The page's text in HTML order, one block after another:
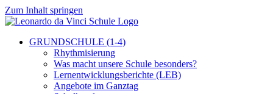
Zum Inhalt springen
GRUNDSCHULE (1-4)
Rhythmisierung
Was macht unsere Schule besonders?
Lernentwicklungsberichte (LEB)
Angebote im Ganztag